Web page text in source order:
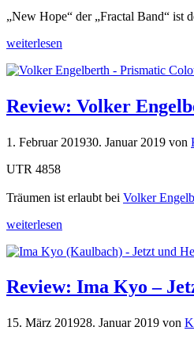
„New Hope“ der „Fractal Band“ ist
weiterlesen
Review: Volker
1. Februar 201930. Januar 2019 von
UTR 4858
Träumen ist erlaubt bei Volker
weiterlesen
Review: Ima Kyo –
15. März 201928. Januar 2019 von